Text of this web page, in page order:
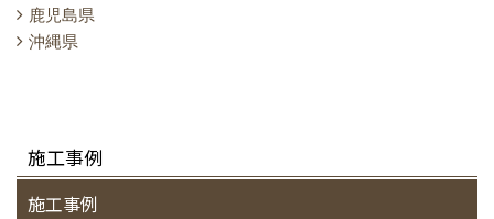
鹿児島県
沖縄県
施工事例
施工事例